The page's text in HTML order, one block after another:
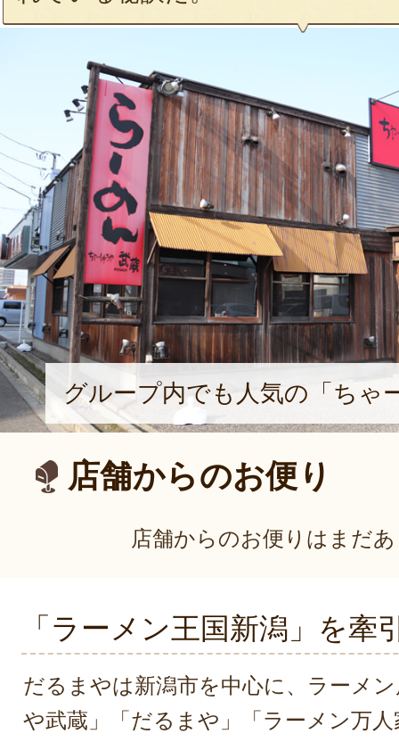
グループ内でも人気の「ちゃ
店舗からのお便り
店舗からのお便りはまだ
「ラーメン王国新潟」を牽
だるまやは新潟市を中心に、ラーメ
や武蔵」「だるまや」「ラーメン万